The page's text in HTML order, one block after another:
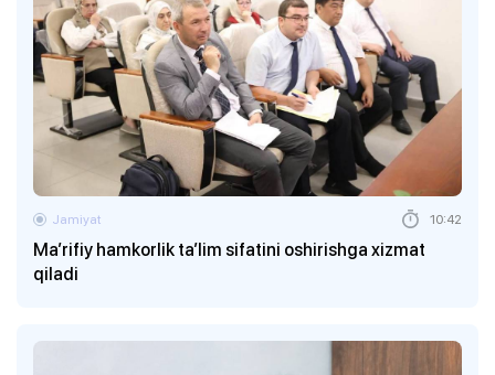
Ma’rifiy hamkorlik ta’lim sifatini oshirishga xizmat
qiladi
Jamiyat 10:42